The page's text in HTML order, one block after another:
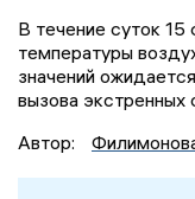
В течение суток
температуры
значений
вызова экстренных
Автор: